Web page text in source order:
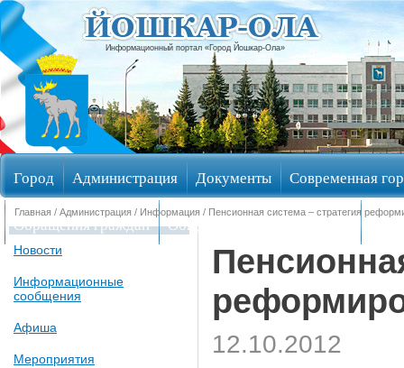
Информационный портал «Город Йошкар-Ола»
Город Администрация Документы Современная
Обращения граждан Общественные обсуждения
Главная / Администрация / Информация / Пенсионная система – стратегия
Новости
Информационные
сообщения
Афиша
Мероприятия
12.10.2012